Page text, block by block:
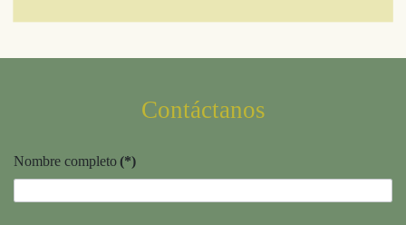
Contáctanos
Nombre completo(*)